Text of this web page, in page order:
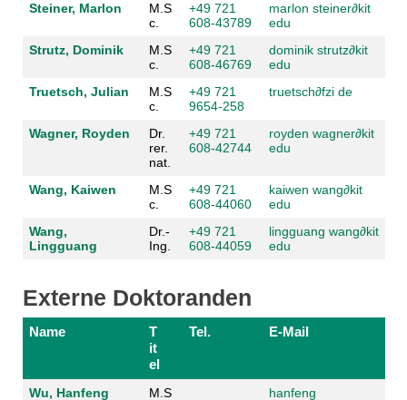
Steiner, Marlon
M.S
c.
+49 721
608-43789
marlon steiner∂kit
edu
Strutz, Dominik
M.S
c.
+49 721
608-46769
dominik strutz∂kit
edu
Truetsch, Julian
M.S
c.
+49 721
9654-258
truetsch∂fzi de
Wagner, Royden
Dr.
rer.
nat.
+49 721
608-42744
royden wagner∂kit
edu
Wang, Kaiwen
M.S
c.
+49 721
608-44060
kaiwen wang∂kit
edu
Wang,
Lingguang
Dr.-
Ing.
+49 721
608-44059
lingguang wang∂kit
edu
Externe Doktoranden
Name
T
it
el
Tel. E-Mail
Wu, Hanfeng
M.S
hanfeng